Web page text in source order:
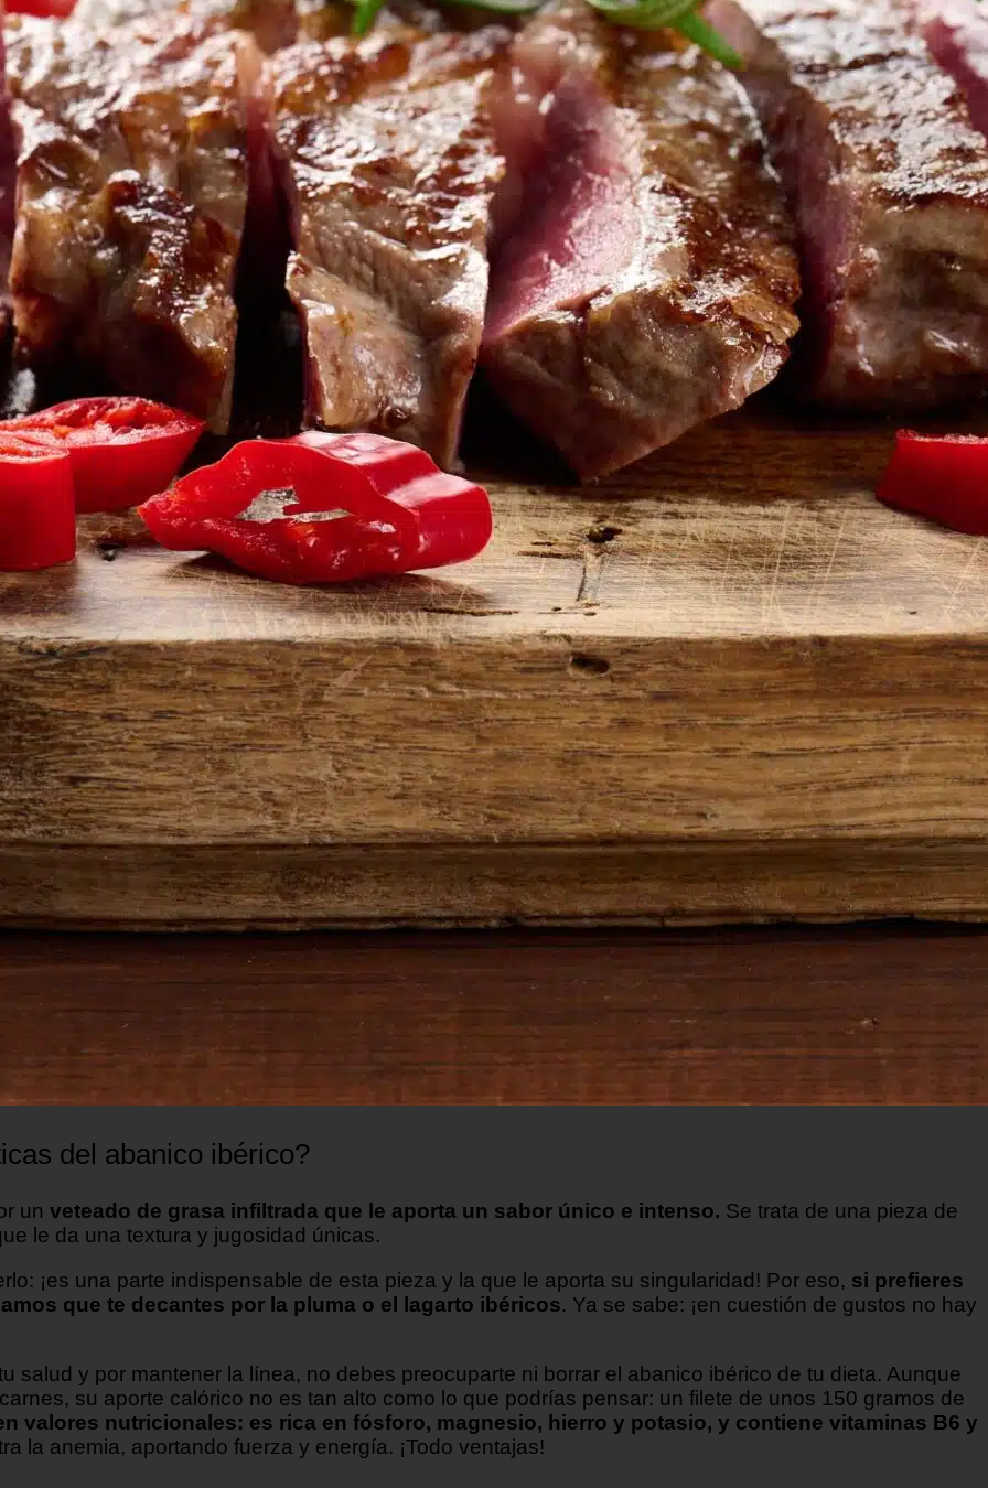
del abanico ibérico?
un veteado de grasa infiltrada que le aporta un sabor único e intenso. Se trata de una pieza de
le da una textura y jugosidad únicas.
¡es una parte indispensable de esta pieza y la que le aporta su singularidad! Por eso, si prefieres
que te decantes por la pluma o el lagarto ibéricos. Ya se sabe: ¡en cuestión de gustos no hay
salud y por mantener la línea, no debes preocuparte ni borrar el abanico ibérico de tu dieta. Aunque
su aporte calórico no es tan alto como lo que podrías pensar: un filete de unos 150 gramos de
valores nutricionales: es rica en fósforo, magnesio, hierro y potasio, y contiene vitaminas B6 y
la anemia, aportando fuerza y energía. ¡Todo ventajas!